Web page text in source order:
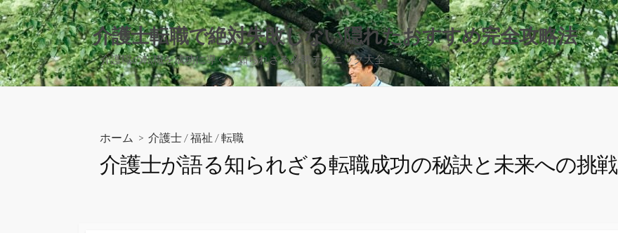
コ
ン
テ
ン
ツ
介護士転職で絶対失敗しない隠れたおすすめ完全攻略法
介護職の転職を成功に導く、知られざる必勝テクニック大全
ホーム > 介護士 /福祉 /転職
介護士が語る知られざる転職成功の秘訣と未来への挑戦